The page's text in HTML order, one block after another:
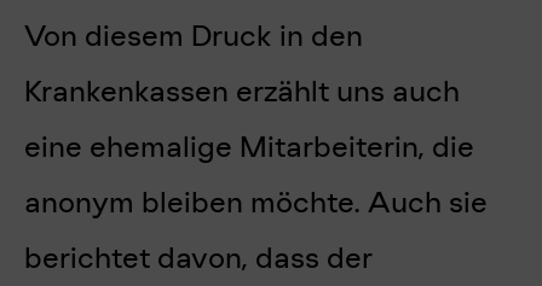
Von diesem Druck in den
Krankenkassen erzählt uns auch
eine ehemalige Mitarbeiterin, die
anonym bleiben möchte. Auch sie
berichtet davon, dass der